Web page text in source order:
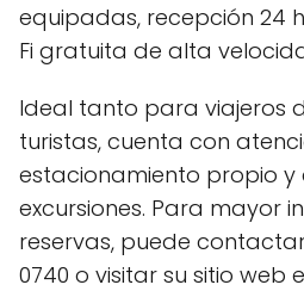
equipadas, recepción 24
Fi gratuita de alta
Ideal tanto para viajeros
turistas, cuenta con
estacionamiento propio y
excursiones. Para mayor
reservas, puede
0740 o visitar su sitio web